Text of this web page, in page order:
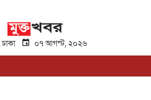
ঢাকা ০৭ আগস্ট, ২০২৬